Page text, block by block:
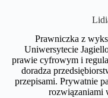
Prawniczka z
Uniwersytecie
prawie cyfrowym i
doradza
przepisami. Prywatnie
rozwiązaniami